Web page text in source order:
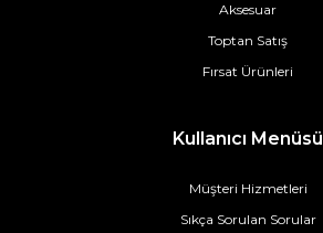
Aksesuar
Toptan Satış
Fırsat Ürünleri
Kullanıcı Menüsü
Müşteri Hizmetleri
Sıkça Sorulan Sorular